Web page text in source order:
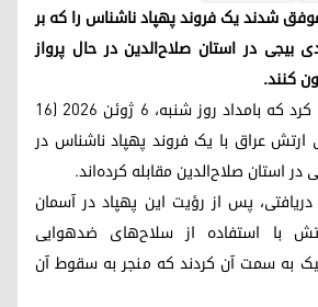
شدند یک فروند پهپاد ناشناس را که بر
بیجی در استان صلاح‌الدین در حال پرواز
کنند.
یک منبع امنیتی اعلام کرد که بامداد روز شنبه، ۶ ژوئن ۲۰۲۶ (۱۶
نیروهای ارتش عراق با یک فروند پهپاد ناشناس در
در استان صلاح‌الدین مقابله کرده‌اند.
پس از رؤیت این پهپاد در آسمان
با استفاده از سلاح‌های ضدهوایی
به سمت آن کردند که منجر به سقوط آن